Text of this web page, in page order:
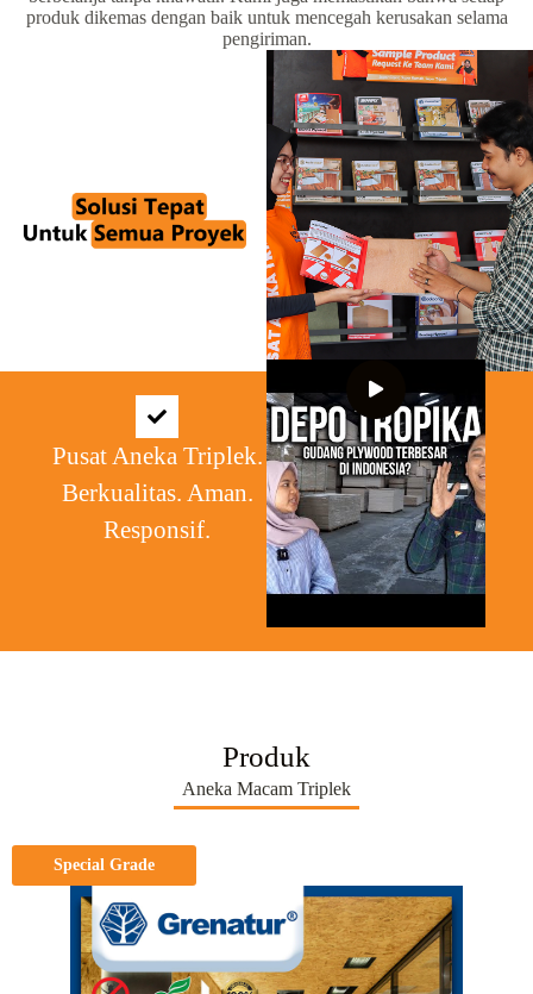
produk dikemas dengan baik untuk mencegah kerusakan selama
pengiriman.
Pusat Aneka Triplek.
Berkualitas. Aman.
Responsif.
Produk
Aneka Macam Triplek
Special Grade